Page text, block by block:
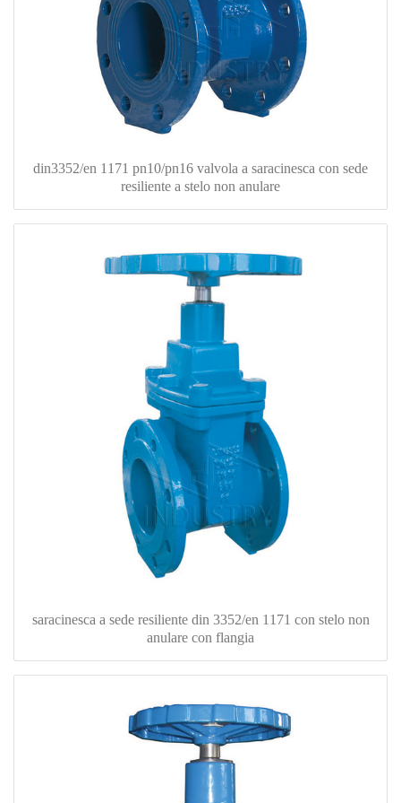
din3352/en 1171 pn10/pn16 valvola a saracinesca con sede
resiliente a stelo non anulare
saracinesca a sede resiliente din 3352/en 1171 con stelo non
anulare con flangia